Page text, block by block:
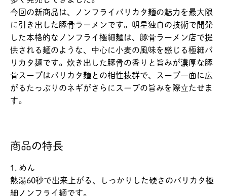
今回の新商品は、ノンフライバリカタ麺の魅力を最大限
に引き出した豚骨ラーメンです。明星独自の技術で開発
した本格的なノンフライ極細麺は、豚骨ラーメン店で提
供される麺のような、中心に小麦の風味を感じる極細バ
リカタ麺です。炊き出した豚骨の香りと旨みが濃厚な豚
骨スープはバリカタ麺との相性抜群で、スープ一面に広
がるたっぷりのネギがさらにスープの旨みを際立たせま
す。
商品の特長
1. めん
熱湯60秒で出来上がる、しっかりした硬さのバリカタ極
細ノンフライ麺です。